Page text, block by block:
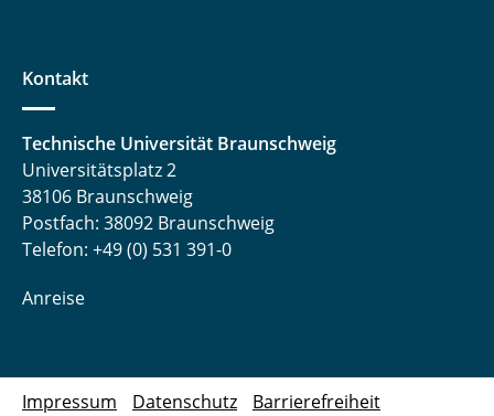
Kontakt
Technische Universität Braunschweig
Universitätsplatz 2
38106 Braunschweig
Postfach: 38092 Braunschweig
Telefon: +49 (0) 531 391-0
Anreise
Impressum Datenschutz Barrierefreiheit